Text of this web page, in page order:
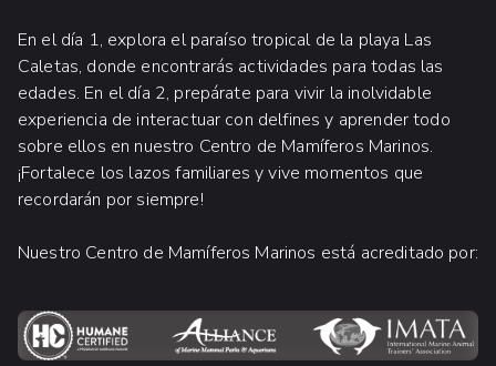
En el día 1, explora el paraíso tropical de la playa Las
Caletas, donde encontrarás actividades para todas las
edades. En el día 2, prepárate para vivir la inolvidable
experiencia de interactuar con delfines y aprender todo
sobre ellos en nuestro Centro de Mamíferos Marinos.
¡Fortalece los lazos familiares y vive momentos que
recordarán por siempre!
Nuestro Centro de Mamíferos Marinos está acreditado por: